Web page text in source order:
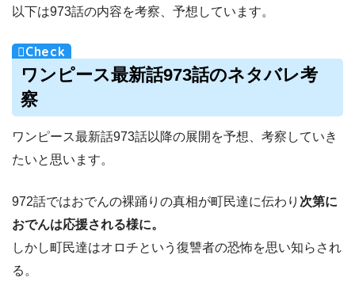
以下は973話の内容を考察、予想しています。
ワンピース最新話973話のネタバレ考
察
ワンピース最新話973話以降の展開を予想、考察していき
たいと思います。
972話ではおでんの裸踊りの真相が町民達に伝わり 次第に
おでんは応援される様に。
しかし町民達はオロチという復讐者の恐怖を思い知らされ
る。